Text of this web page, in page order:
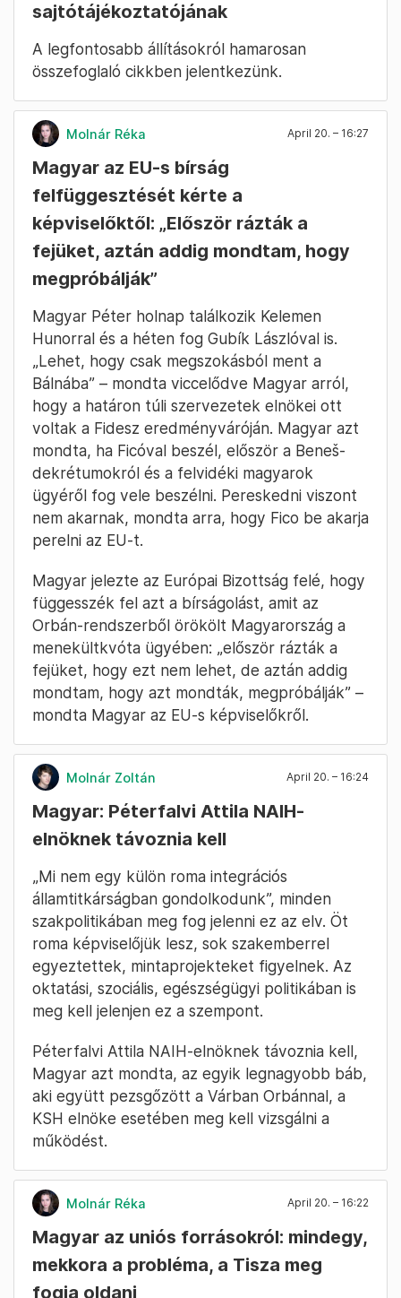
sajtótájékoztatójának
A legfontosabb állításokról hamarosan
összefoglaló cikkben jelentkezünk.
Molnár Réka April 20. – 16:27
Magyar az EU-s bírság
felfüggesztését kérte a
képviselőktől: „Először rázták a
fejüket, aztán addig mondtam, hogy
megpróbálják”
Magyar Péter holnap találkozik Kelemen
Hunorral és a héten fog Gubík Lászlóval is.
„Lehet, hogy csak megszokásból ment a
Bálnába” – mondta viccelődve Magyar arról,
hogy a határon túli szervezetek elnökei ott
voltak a Fidesz eredményváróján. Magyar azt
mondta, ha Ficóval beszél, először a Beneš-
dekrétumokról és a felvidéki magyarok
ügyéről fog vele beszélni. Pereskedni viszont
nem akarnak, mondta arra, hogy Fico be akarja
perelni az EU-t.
Magyar jelezte az Európai Bizottság felé, hogy
függesszék fel azt a bírságolást, amit az
Orbán-rendszerből örökölt Magyarország a
menekültkvóta ügyében: „először rázták a
fejüket, hogy ezt nem lehet, de aztán addig
mondtam, hogy azt mondták, megpróbálják” –
mondta Magyar az EU-s képviselőkről.
Molnár Zoltán April 20. – 16:24
Magyar: Péterfalvi Attila NAIH-
elnöknek távoznia kell
„Mi nem egy külön roma integrációs
államtitkárságban gondolkodunk”, minden
szakpolitikában meg fog jelenni ez az elv. Öt
roma képviselőjük lesz, sok szakemberrel
egyeztettek, mintaprojekteket figyelnek. Az
oktatási, szociális, egészségügyi politikában is
meg kell jelenjen ez a szempont.
Péterfalvi Attila NAIH-elnöknek távoznia kell,
Magyar azt mondta, az egyik legnagyobb báb,
aki együtt pezsgőzött a Várban Orbánnal, a
KSH elnöke esetében meg kell vizsgálni a
működést.
Molnár Réka April 20. – 16:22
Magyar az uniós forrásokról: mindegy,
mekkora a probléma, a Tisza meg
fogja oldani